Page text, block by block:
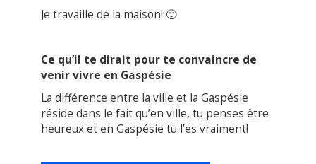
Je travaille de la maison! 🙂
Ce qu’il te dirait pour te convaincre de
venir vivre en Gaspésie
La différence entre la ville et la Gaspésie
réside dans le fait qu’en ville, tu penses être
heureux et en Gaspésie tu l’es vraiment!